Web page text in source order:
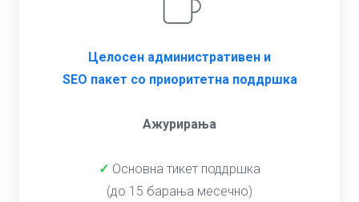
Целосен административен и
SEO пакет со приоритетна поддршка
Ажурирања
✓ Основна тикет поддршка
(до 15 барања месечно)